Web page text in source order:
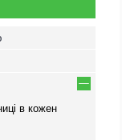
в кожен